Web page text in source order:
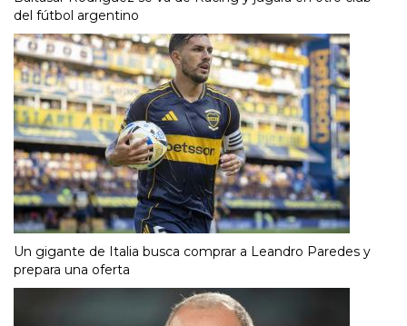
del fútbol argentino
Un gigante de Italia busca comprar a Leandro Paredes y
prepara una oferta